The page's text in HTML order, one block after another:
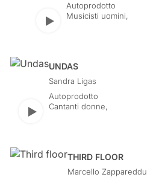
Play
Autoprodotto
Musicisti uomini,
Play
UNDAS
Sandra Ligas
Autoprodotto
Cantanti donne,
THIRD FLOOR
Marcello Zappareddu